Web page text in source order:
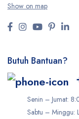
Show on map
Butuh Bantuan?
Senin – Jumat:
Sabtu – Minggu: